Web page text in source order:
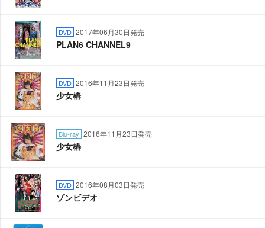
DVD 2017年06月30日発売
PLAN6 CHANNEL9
DVD 2016年11月23日発売
少女椿
Blu-ray 2016年11月23日発売
少女椿
DVD 2016年08月03日発売
ゾンビデオ